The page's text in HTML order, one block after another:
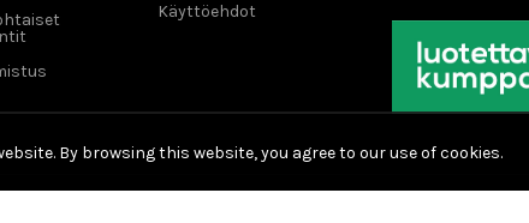
Käyttöehdot
By browsing this website, you agree to our use of cookies.